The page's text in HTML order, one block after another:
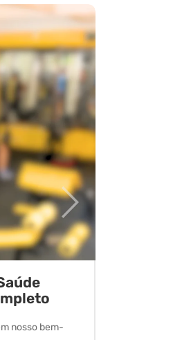
nosso bem-